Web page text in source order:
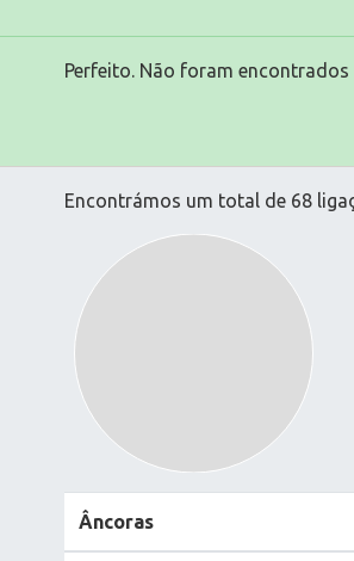
Perfeito. Não foram
Encontrámos um total de 68
Âncoras